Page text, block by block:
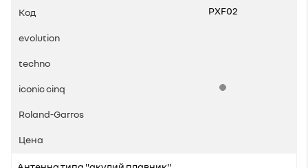
PXF02
Стандартная